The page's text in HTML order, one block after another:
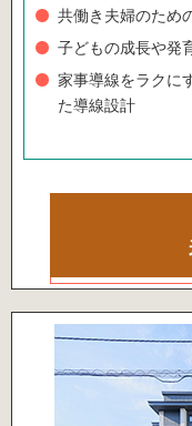
共働き夫婦のため
子どもの成長や発
家事導線をラクに
た導線設計